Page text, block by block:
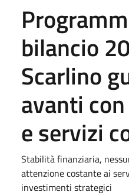
bilancio
Scarlino
avanti
e servizi
Stabilità finanziaria,
attenzione costante ai
investimenti strategici